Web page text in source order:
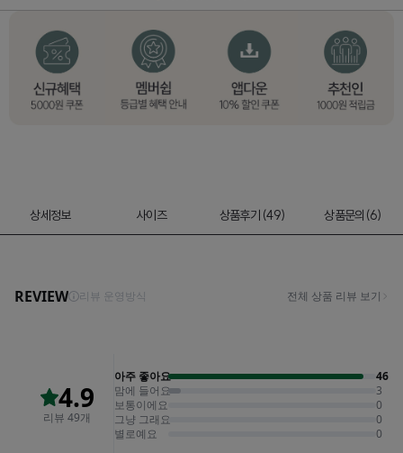
상세정보 사이즈 상품후기 (49) 상품문의(6)